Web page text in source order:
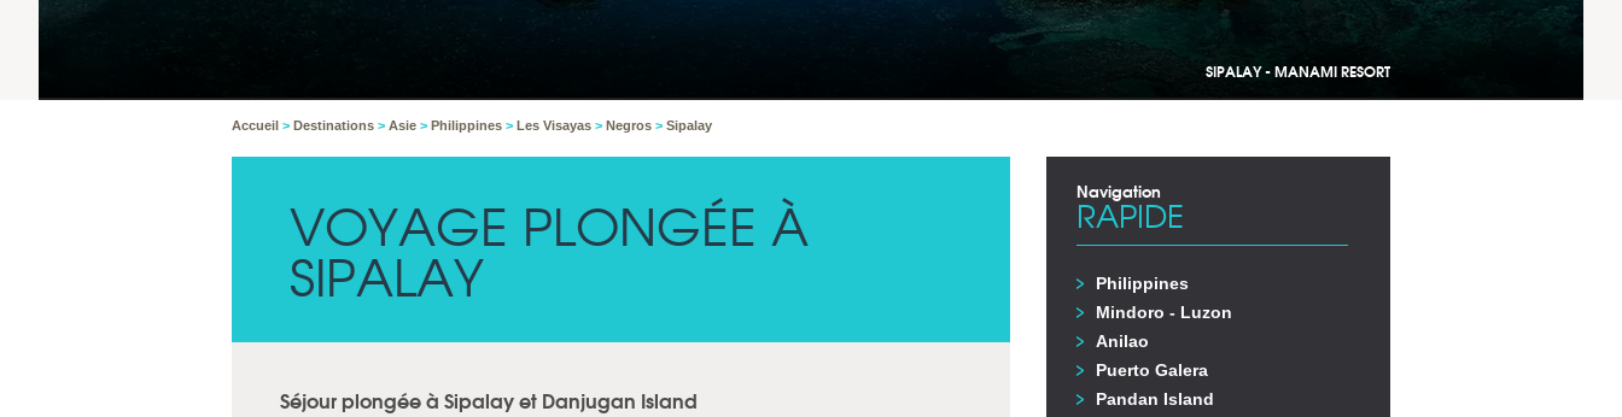
SIPALAY - MANAMI RESORT
Accueil > Destinations > Asie > Philippines > Les Visayas > Negros > Sipalay
VOYAGE PLONGÉE À
SIPALAY
Séjour plongée à Sipalay et Danjugan Island
Navigation
RAPIDE
Philippines
Mindoro - Luzon
Anilao
Puerto Galera
Pandan Island